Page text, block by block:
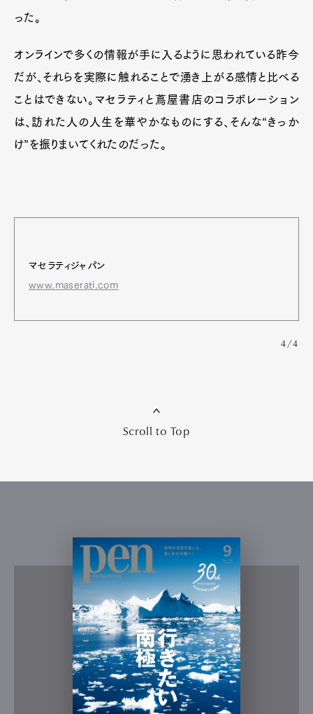
った。
オンラインで多くの情報が手に入るように思われている昨今
だが、それらを実際に触れることで湧き上がる感情と比べる
ことはできない。マセラティと蔦屋書店のコラボレーション
は、訪れた人の人生を華やかなものにする、そんな“きっか
け”を振りまいてくれたのだった。
マセラティジャパン
www.maserati.com
4/4
Scroll to Top